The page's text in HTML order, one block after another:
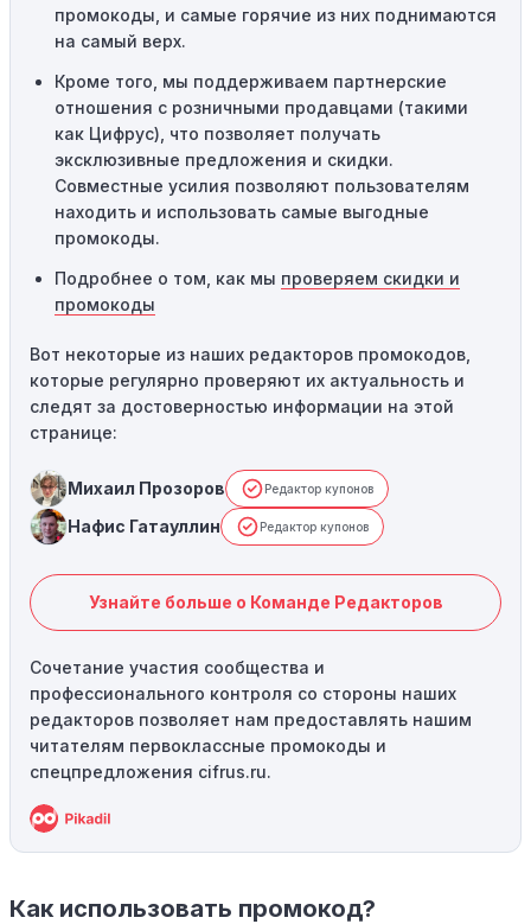
таких случаях следует обратиться за помощью в
службу поддержки.
промокоды, и самые горячие из них поднимаются
на самый верх.
Кроме того, мы поддерживаем партнерские
отношения с розничными продавцами (такими
как Цифрус), что позволяет получать
эксклюзивные предложения и скидки.
Совместные усилия позволяют пользователям
находить и использовать самые выгодные
промокоды.
Подробнее о том, как мы проверяем скидки и
промокоды
Вот некоторые из наших редакторов промокодов,
которые регулярно проверяют их актуальность и
следят за достоверностью информации на этой
странице:
Михаил Прозоров Редактор купонов
Нафис Гатауллин Редактор купонов
Узнайте больше о Команде Редакторов
Сочетание участия сообщества и
профессионального контроля со стороны наших
редакторов позволяет нам предоставлять нашим
читателям первоклассные промокоды и
спецпредложения cifrus.ru.
Как использовать промокод?